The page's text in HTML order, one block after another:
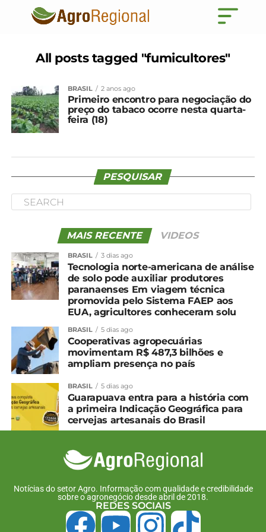
All posts tagged "fumicultores"
BRASIL 2 anos ago
Primeiro encontro para negociação do
preço do tabaco ocorre nesta quarta-
feira (18)
PESQUISAR
MAIS RECENTE VIDEOS
BRASIL 3 dias ago
Tecnologia norte-americana de análise
de solo pode auxiliar produtores
paranaenses Em viagem técnica
promovida pelo Sistema FAEP aos
EUA, agricultores conheceram solu
BRASIL 5 dias ago
Cooperativas agropecuárias
movimentam R$ 487,3 bilhões e
ampliam presença no país
BRASIL 5 dias ago
Guarapuava entra para a história com
a primeira Indicação Geográfica para
cervejas artesanais do Brasil
Notícias do setor Agro. Informação com qualidade e credibilidade
sobre o agronegócio desde abril de 2018.
REDES SOCIAIS